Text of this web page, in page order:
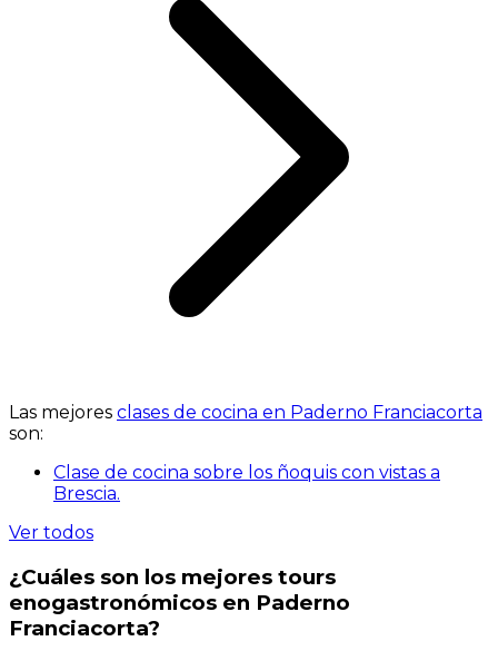
Las mejores clases de cocina en Paderno Franciacorta
son:
Clase de cocina sobre los ñoquis con vistas a
Brescia.
Ver todos
¿Cuáles son los mejores tours
enogastronómicos en Paderno
Franciacorta?